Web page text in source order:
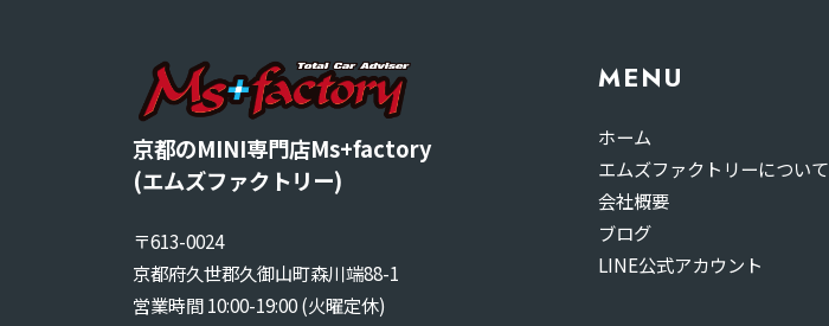
京都のMINI専門店Ms+factory
(エムズファクトリー)
〒613-0024
京都府久世郡久御山町森川端88-1
営業時間 10:00-19:00 (火曜定休)
MENU
ホーム
エムズファクトリーについて
会社概要
ブログ
LINE公式アカウント